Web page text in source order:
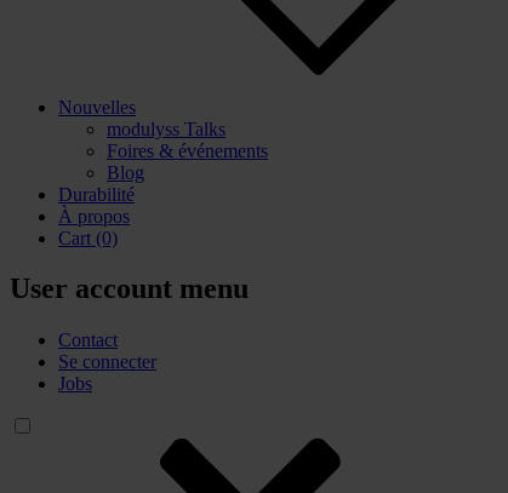
Nouvelles
modulyss Talks
Foires & événements
Blog
Durabilité
À propos
Cart (0)
User account menu
Contact
Se connecter
Jobs